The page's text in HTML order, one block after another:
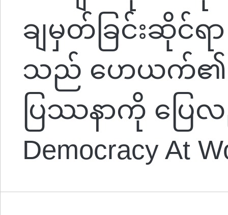
ချမှတ်ခြင်းဆိုင်
သည် ဟေယက်၏
ပြဿနာကို ပြ
Democracy At